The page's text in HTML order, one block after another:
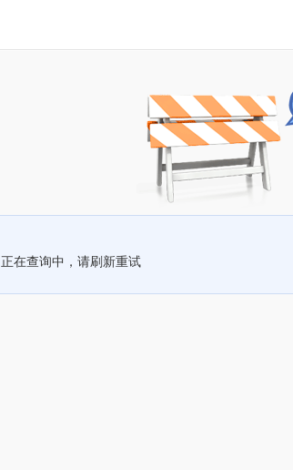
正在查询中，请刷新重试